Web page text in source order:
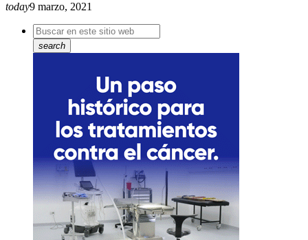
today9 marzo, 2021
search